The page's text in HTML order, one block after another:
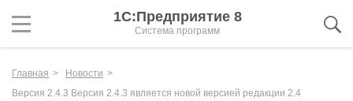
1С:Предприятие 8
Система программ
Главная
Новости
Версия 2.4.3 Версия 2.4.3 является новой версией редакции 2.4